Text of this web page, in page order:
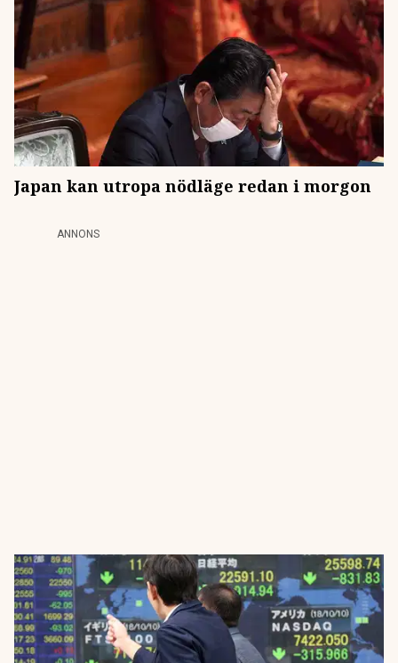
Japan kan utropa nödläge redan i morgon
ANNONS